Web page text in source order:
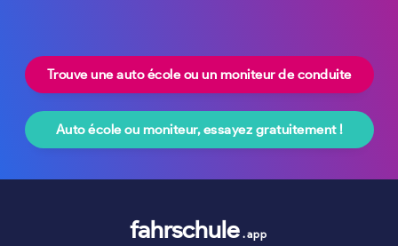
Trouve une auto école ou un moniteur de conduite
Auto école ou moniteur, essayez gratuitement !
fahrschule .app